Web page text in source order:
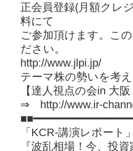
正会員登録(月額クレ
料にて
ご参加頂けます。こ
ださい。
http://www.jlpi.jp/
テーマ株の勢いを考
【達人視点の会in 大
⇒ http://www.ir-
「KCR-講演レポート
『波乱相場！今、投